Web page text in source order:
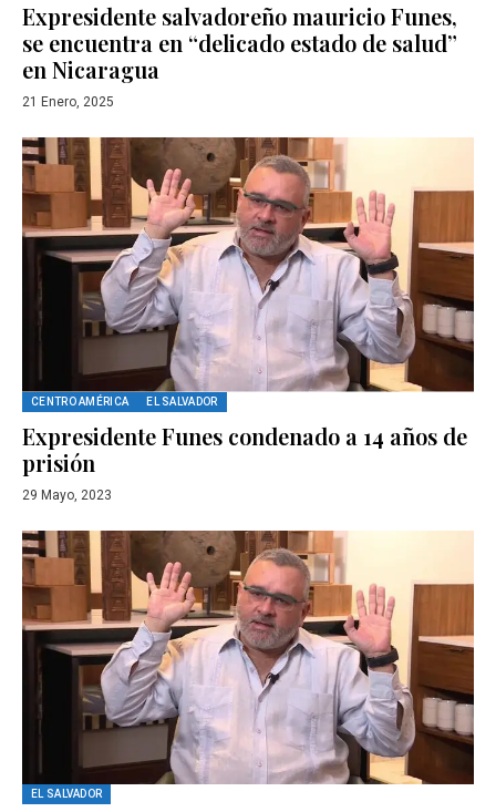
Expresidente salvadoreño mauricio Funes,
se encuentra en “delicado estado de salud”
en Nicaragua
21 Enero, 2025
CENTRO AMÉRICA EL SALVADOR
Expresidente Funes condenado a 14 años de
prisión
29 Mayo, 2023
EL SALVADOR